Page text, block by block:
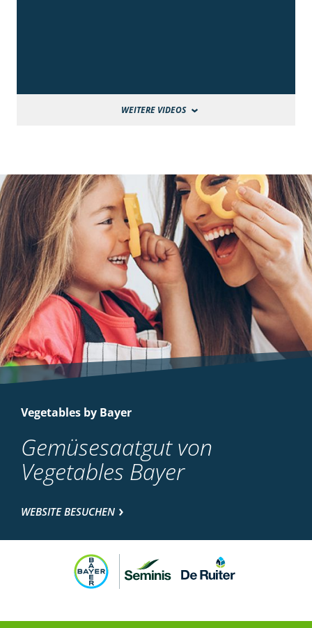
WEITERE VIDEOS
Vegetables by Bayer
Gemüsesaatgut von
Vegetables Bayer
WEBSITE BESUCHEN